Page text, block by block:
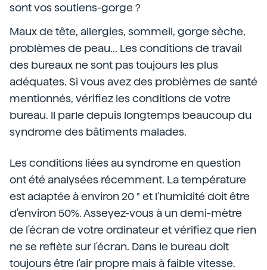
sont vos soutiens-gorge ?
Maux de tête, allergies, sommeil, gorge sèche,
problèmes de peau... Les conditions de travail
des bureaux ne sont pas toujours les plus
adéquates. Si vous avez des problèmes de santé
mentionnés, vérifiez les conditions de votre
bureau. Il parle depuis longtemps beaucoup du
syndrome des bâtiments malades.
Les conditions liées au syndrome en question
ont été analysées récemment. La température
est adaptée à environ 20 ° et l'humidité doit être
d'environ 50%. Asseyez-vous à un demi-mètre
de l'écran de votre ordinateur et vérifiez que rien
ne se reflète sur l'écran. Dans le bureau doit
toujours être l'air propre mais à faible vitesse.